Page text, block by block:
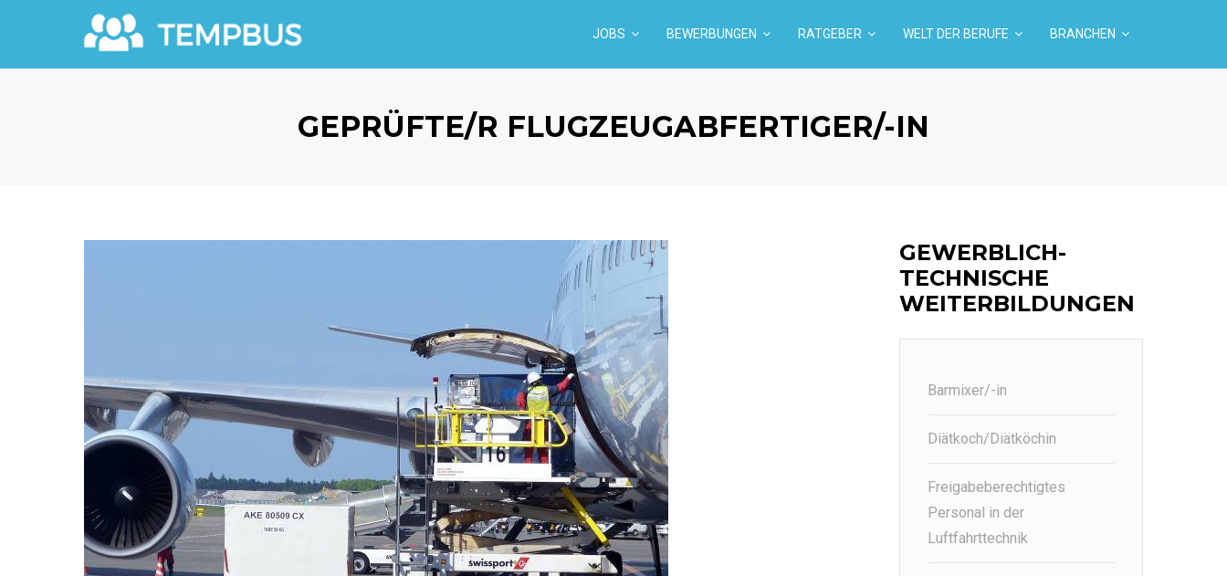
JOBS BEWERBUNGEN RATGEBER WELT DER BERUFE BRANCHEN
GEPRÜFTE/R FLUGZEUGABFERTIGER/-IN
GEWERBLICH-
TECHNISCHE
WEITERBILDUNGEN
Barmixer/-in
Diätkoch/Diätköchin
Freigabeberechtigtes
Personal in der
Luftfahrttechnik